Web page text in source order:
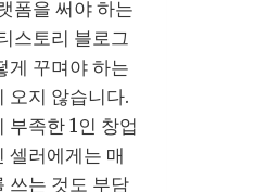
니
다
폼을 써야 하는
스토리 블로그
게 꾸며야 하는
오지 않습니다.
부족한 1인 창업
셀러에게는 매
쓰는 것도 부담